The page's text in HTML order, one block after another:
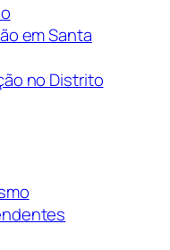
em Santa
no Distrito